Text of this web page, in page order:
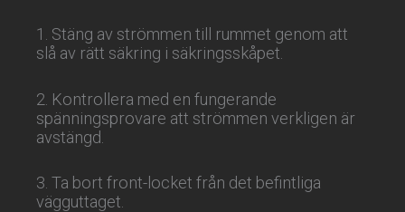
1. Stäng av strömmen till rummet genom att
slå av rätt säkring i säkringsskåpet.
2. Kontrollera med en fungerande
spänningsprovare att strömmen verkligen är
avstängd.
3. Ta bort front-locket från det befintliga
vägguttaget.